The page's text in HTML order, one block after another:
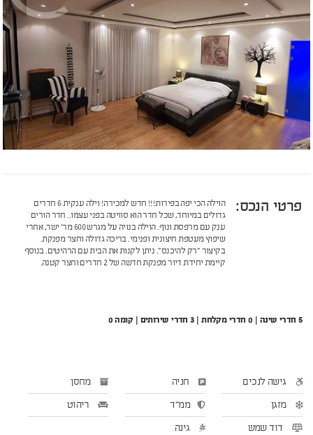
פרטי הנכס:
הוילה הכי יפה בפירות!!! חדש למכירה! וילה ענקית 6 חדרים
גדולים במיוחד, שכל חדר הוא סוויטה בפני עצמו.. חדר הורים
ענק עם מרפסת ונוף. הוילה בנויה על מגרש 600 מר' ישר, אחרי
שיפוץ מעטפת חיצונית ופנימי. בריכה גדולה וחצר מפנקת.
בקיצור "רק להיכנס". ניתן לקנות את הבית עם הרהיטים. בנוסף
קיימת יחידת דיור מפנקת חדשה של 2 חדרים וחצר קטנה.
5 חדרי שינה | 0 חדרי מקלחת | 3 חדרי שירותים | קומה 0
גישה לנכים חניה
מחסן
מזגן
ממ"ד
ריהוט
דוד שמש
גינה